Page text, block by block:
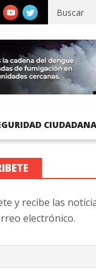
92 % de
CIUDADANA
y recibe las
electrónico.